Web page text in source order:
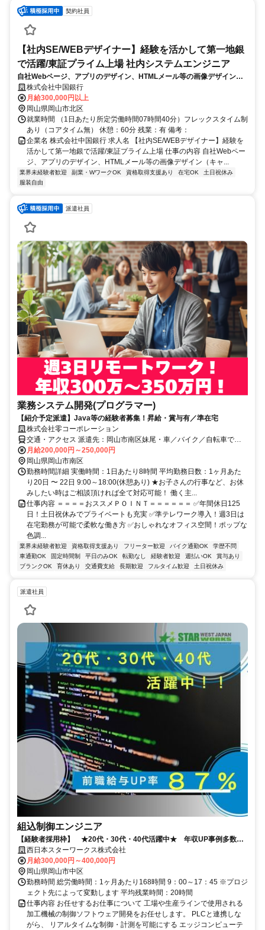
契約社員
【社内SE/WEBデザイナー】経験を活かして第一地銀
で活躍/東証プライム上場 社内システムエンジニア
自社Webページ、アプリのデザイン、HTMLメール等の画像デザイン
（キャンペーンLP等の画面デザイン、バナー作成、ダイレクトメールの
デザイン、HTML作成、アプリの画面デザイン、タッチポイントの設計
等）
株式会社中国銀行
月給300,000円以上
岡山県岡山市北区
就業時間 （1日あたり所定労働時間07時間40分）フレックスタイム制
あり（コアタイム無） 休憩：60分 残業：有 備考：
企業名 株式会社中国銀行 求人名 【社内SE/WEBデザイナー】経験を
活かして第一地銀で活躍/東証プライム上場 仕事の内容 自社Webペー
ジ、アプリのデザイン、HTMLメール等の画像デザイン（キャ...
業界未経験者歓迎 副業・WワークOK 資格取得支援あり 在宅OK
土日祝休み
服装自由
派遣社員
業務システム開発(プログラマー)
【紹介予定派遣】Java等の経験者募集！昇給・賞与有／準在宅
株式会社零コーポレーション
交通・アクセス 派遣先：岡山市南区妹尾・車／バイク／自転車での
通勤OK！
月給200,000円～250,000円
岡山県岡山市南区
勤務時間詳細 実働時間：1日あたり8時間 平均勤務日数：1ヶ月あた
り20日 〜 22日 9:00～18:00(休憩あり) ★お子さんの行事など、お休
みしたい時はご相談頂ければ全て対応可能！ 働く主...
仕事内容 ＝＝＝＝おススメＰＯＩＮＴ＝＝＝＝＝＝ ✅年間休日125
日！土日祝休みでプライベートも充実 ✅準テレワーク導入！週3日は
在宅勤務が可能で柔軟な働き方 ✅おしゃれなオフィス空間！ポップな
色調...
業界未経験者歓迎 資格取得支援あり フリーター歓迎 バイク通勤OK
学歴不問
車通勤OK
固定時間制 平日のみOK 転勤なし 経験者歓迎 週払いOK
賞与あり
ブランクOK
育休あり 交通費支給 長期歓迎 フルタイム歓迎 土日祝休み
派遣社員
組込制御エンジニア
【経験者採用枠】 ★20代・30代・40代活躍中★ 年収UP事例多数！
◎岡山U・Iターン補助充実◎
西日本スターワークス株式会社
月給300,000円～400,000円
岡山県岡山市中区
勤務時間 総労働時間：1ヶ月あたり168時間 9：00～17：45 ※プロジ
ェクト先によって変動します 平均残業時間：20時間
仕事内容 お任せするお仕事について 工場や生産ラインで使用される
加工機械の制御ソフトウェア開発をお任せします。 PLCと連携しな
がら、 リアルタイムな制御・計測を可能にする エッジコンピューテ